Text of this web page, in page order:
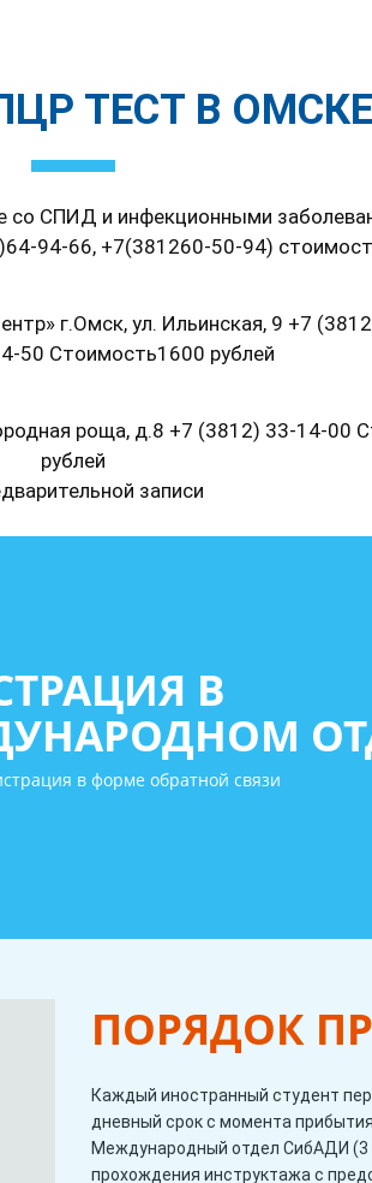
ТЕСТ В
СПИД и инфекционными
94-66, +7(381260-50-94)
г.Омск, ул. Ильинская, 9 +7
50 Стоимость1600 рублей
роща, д.8 +7 (3812) 33-14-00
рублей
записи
В
в форме обратной связи
ПОРЯДОК
Каждый иностранный студент
дневный срок с момента
Международный отдел СибАДИ (3
прохождения инструктажа с